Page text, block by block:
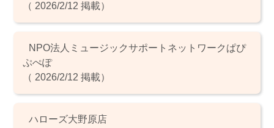
（ 2026/2/12 掲載）
NPO法人ミュージックサポートネットワークぱぴ
ぷぺぽ
（ 2026/2/12 掲載）
ハローズ大野原店